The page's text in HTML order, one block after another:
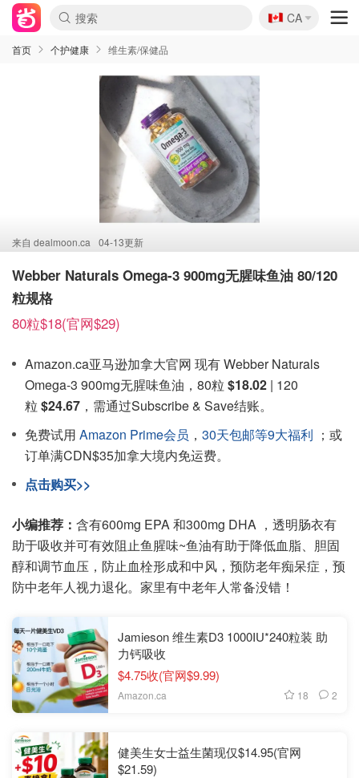
🇨🇦
CA
首页 个护健康 维生素/保健品
来自 dealmoon.ca 04-13更新
Webber Naturals Omega-3 900mg无腥味鱼油 80/120
粒规格
80粒$18(官网$29)
Amazon.ca亚马逊加拿大官网 现有 Webber Naturals
Omega-3 900mg无腥味鱼油，80粒 $18.02 | 120
粒 $24.67 ，需通过Subscribe & Save结账。
免费试用 Amazon Prime会员 ， 30天包邮等9大福利 ；或
订单满CDN$35加拿大境内免运费。
点击购买>>
小编推荐： 含有600mg EPA 和300mg DHA ，透明肠衣有
助于吸收并可有效阻止鱼腥味~鱼油有助于降低血脂、胆固
醇和调节血压，防止血栓形成和中风，预防老年痴呆症，预
防中老年人视力退化。家里有中老年人常备没错！
Jamieson 维生素D3 1000IU*240粒装 助
力钙吸收
$4.75收(官网$9.99)
Amazon.ca 18 2
健美生女士益生菌现仅$14.95(官网
$21.59)